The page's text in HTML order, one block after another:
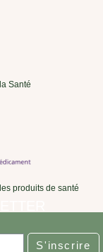
Santé
produits de santé
S'inscrire